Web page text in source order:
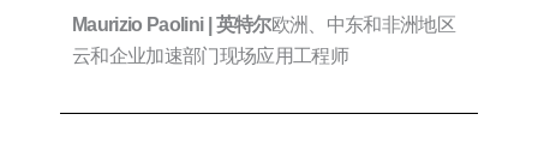
Maurizio Paolini |英特尔欧洲、中东和非洲地区
云和企业加速部门现场应用工程师